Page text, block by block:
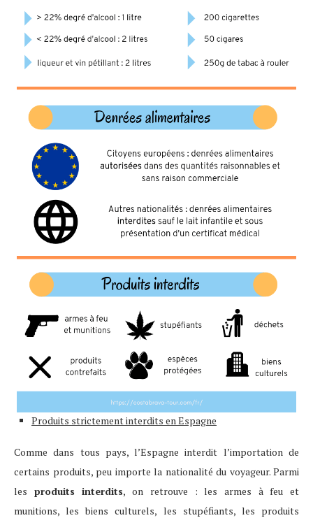
Produits strictement interdits en Espagne
Comme dans tous pays, l’Espagne interdit l’importation de
certains produits, peu importe la nationalité du voyageur. Parmi
les produits interdits, on retrouve : les armes à feu et
munitions, les biens culturels, les stupéfiants, les produits